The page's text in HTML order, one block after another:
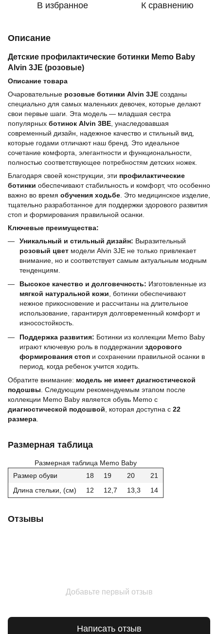
В избранное К сравнению
Описание
Детские профилактические ботинки Memo Baby
Alvin 3JE (розовые)
Описание товара
Очаровательные розовые ботинки Alvin 3JE созданы
специально для самых маленьких девочек, которые делают
свои первые шаги. Эта модель — младшая сестра
популярных ботинок Alvin 3BE , унаследовавшая
современный дизайн, надежное качество и стильный вид,
которые годами отличают наш бренд. Это идеальное
сочетание комфорта, элегантности и функциональности,
полностью соответствующее потребностям детских ножек.
Благодаря своей конструкции, эти профилактические
ботинки обеспечивают стабильность и комфорт, что особенно
важно во время обучения ходьбе . Это медицинское изделие,
тщательно разработанное для поддержки здорового развития
стоп и формирования правильной осанки.
Ключевые преимущества:
Уникальный и стильный дизайн: Выразительный
розовый цвет модели Alvin 3JE не только привлекает
внимание, но и соответствует самым актуальным модным
тенденциям.
Высокое качество и долговечность: Изготовленные из
мягкой натуральной кожи, ботинки обеспечивают
нежное прикосновение и рассчитаны на длительное
использование, гарантируя долговременный комфорт и
износостойкость.
Поддержка развития: Ботинки из коллекции Memo Baby
играют ключевую роль в поддержании здорового
формирования стоп и сохранении правильной осанки в
период, когда ребенок учится ходить.
Обратите внимание: модель не имеет диагностической
подошвы . Следующим рекомендуемым этапом после
коллекции Memo Baby является обувь Memo с
диагностической подошвой , которая доступна с 22
размера
Размерная таблица
Размерная таблица Memo Baby
Размер обуви
18 19 20
21
Длина стельки, (см)
12 12,7 13,3 14
Отзывы
Добавьте первый отзыв
Написать отзыв